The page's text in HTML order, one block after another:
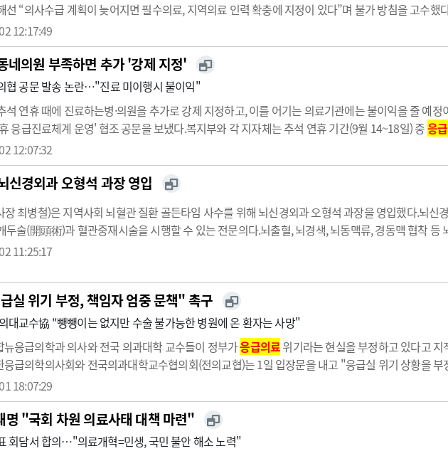
선 “의사수급 계획이 늦어지면 필수의료, 지역의료 인력 확충에 지정이 있다”며 불가 방침을 고수
떻게 보느냐는 질문에 이 같은 입장을 밝혔다. 정부는 이날부터 브리핑을 통해 응급실 관련 사안을
제는 의료계 집단…
12:17:49
네의원 부족하면 추가 '강제 지정'
협 공문 발송 논란…"진료 미이행시 불이익"
석 연휴 때에 진료하는병·의원을 추가로 강제 지정하고, 이를 어기는 의료기관에는 불이익을 줄 예
응급진료체계 운영' 협조 공문을 보냈다.복지부와 각 지자체는 추석 연휴 기간(9월 14~18일) 중응
올해 추석 연휴에는 문 여는 병·의원을 예년보다 400여곳 정도 더 운영할 계획이다. 예년에는 하루
분한 의료기관…
12:07:32
신경외과 오형석 과장 영입
장 최병철)은 지역사회 뇌혈관 질환 골든타임 사수를 위해 뇌신경외과 오형석 과장을 영입했다.뇌신
두술(開頭術)과 혈관중재시술을 시행할 수 있는 전문의다.뇌출혈, 뇌경색, 뇌동맥류, 경동맥 협착
술 등 신속하고 정확한 치료를 제공할 예정이다.시화병원 뇌혈관외과센터는 뇌혈관 질환자가
11:25:17
실 위기 부정, 책임자 엄중 문책" 촉구
대교수協 "뺑뺑이는 없지만 수술 불가능한 병원에 온 환자는 사망"
응급의학과 의사와 전국 의과대학 교수들이 정부가응급의료위기라는 현실을 부정하고 있다고
급의학의사회와 전국의과대학교수협의회(전의교협)는 1일 입장문을 내고 "응급실 위기 상황을
고 밝혔다.이어 "현장은 위기라는데 대통령은 위기가 아니라고 부인하고 있다"며 "추석을 앞두고
18:07:29
명 "국회 차원 의료사태 대책 마련"
회담서 합의…"의료개혁=민생, 국민 불안 해소 노력"